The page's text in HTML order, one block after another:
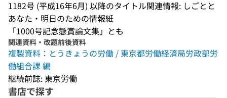
1182号 (平成16年6月) 以降のタイトル関連情報: しごとと
あなた・明日のための情報紙
「1000号記念懸賞論文集」とも
関連資料・改題前後資料
複製資料：とうきょうの労働 / 東京都労働経済局労政部労
働組合課 編
継続前誌: 東京労働
書店で探す